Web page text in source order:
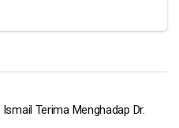
Terima Menghadap Dr.